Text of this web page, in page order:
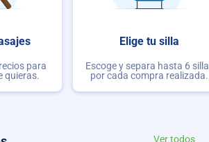
para
quieras.
Elige tu silla
Escoge y separa hasta 6
por cada compra realizada.
Ver todos